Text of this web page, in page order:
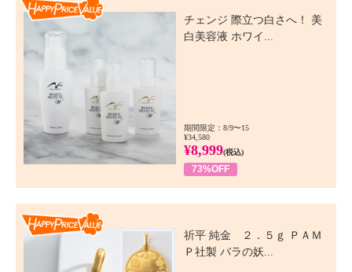
チェンジ 際立つ白さへ！ 美
白美容液 ホワイ...
期間限定：8/9〜15
¥34,580
¥8,999(税込)
73%OFF
祈平 純金 ２．５ｇ ＰＡＭ
Ｐ社製 バラの妖...